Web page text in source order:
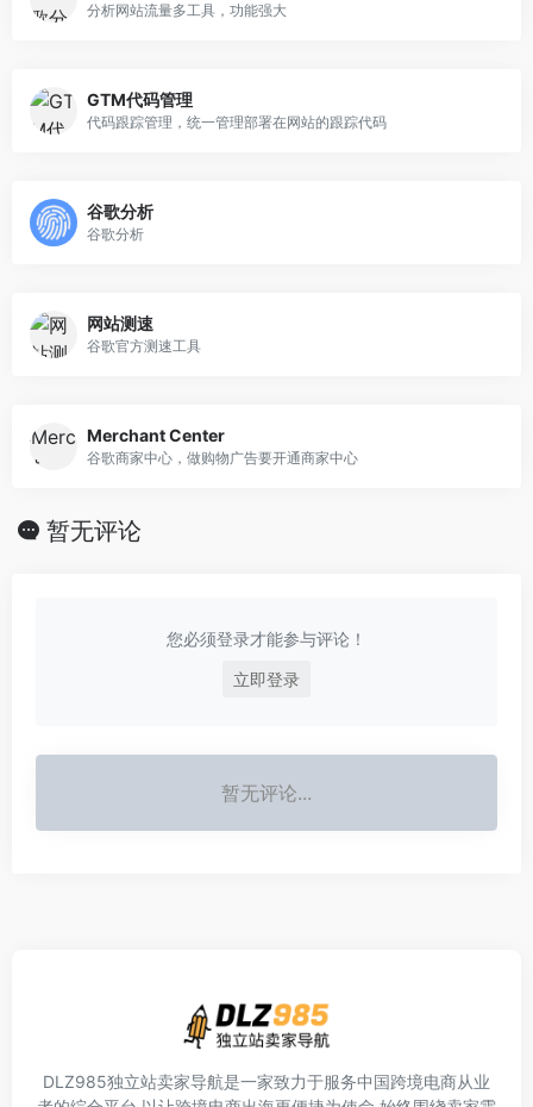
分析网站流量多工具，功能强大
GTM代码管理
代码跟踪管理，统一管理部署在网站的跟踪代码
谷歌分析
谷歌分析
网站测速
谷歌官方测速工具
Merchant Center
谷歌商家中心，做购物广告要开通商家中心
暂无评论
您必须登录才能参与评论！
立即登录
暂无评论...
DLZ985独立站卖家导航是一家致力于服务中国跨境电商从业